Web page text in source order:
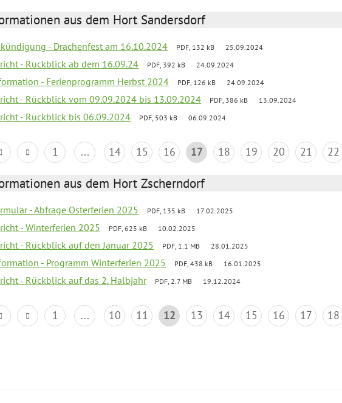
aus dem Hort Sandersdorf
- Drachenfest am 16.10.2024 PDF, 132 kB 25.09.2024
- Rückblick ab dem 16.09.24 PDF, 392 kB 24.09.2024
- Ferienprogramm Herbst 2024 PDF, 126 kB 24.09.2024
- Rückblick vom 09.09.2024 bis 13.09.2024 PDF, 386 kB 13.09.2024
- Rückblick bis 06.09.2024 PDF, 503 kB 06.09.2024
1 ... 14 15 16 17 18 19 20 21 22
aus dem Hort Zscherndorf
- Abfrage Osterferien 2025 PDF, 135 kB 17.02.2025
- Winterferien 2025 PDF, 625 kB 10.02.2025
- Rückblick auf den Januar 2025 PDF, 1.1 MB 28.01.2025
- Programm Winterferien 2025 PDF, 438 kB 16.01.2025
- Rückblick auf das 2. Halbjahr PDF, 2.7 MB 19.12.2024
1 ... 10 11 12 13 14 15 16 17 18